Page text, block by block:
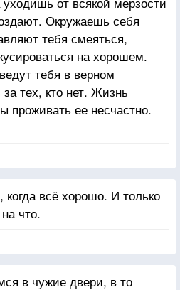
Окружаешь себя
тебя смеяться,
на хорошем.
тебя в верном
тех, кто нет. Жизнь
проживать ее несчастно.
но восстание - сама
всё хорошо. И только
что.
в чужие двери, в то